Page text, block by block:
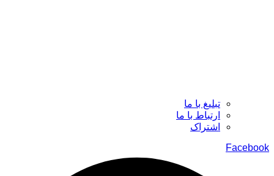
تبلیغ با ما
ارتباط با ما
اشتراک
Facebook